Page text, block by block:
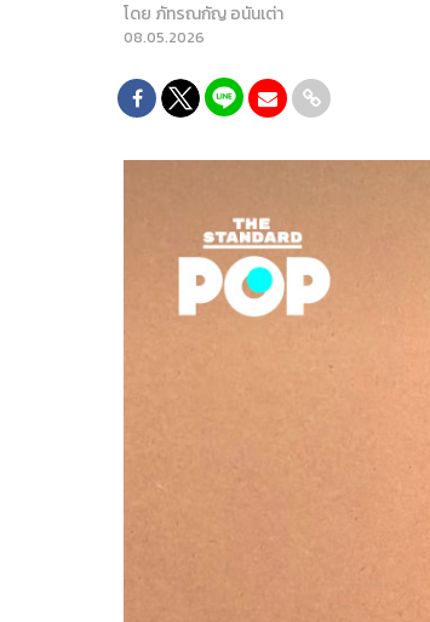
โดย ภัทรณกัญ อนันเต่า
08.05.2026